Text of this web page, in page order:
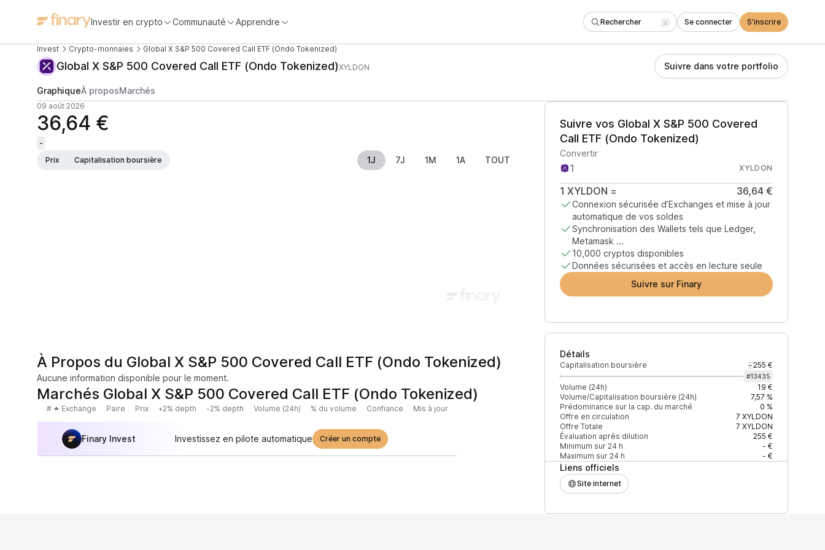
Investir en crypto Communauté Apprendre Rechercher / Se connecter S'inscrire
Invest Crypto-monnaies Global X S&P 500 Covered Call ETF (Ondo Tokenized)
Global X S&P 500 Covered Call ETF (Ondo Tokenized)XYLDON Suivre dans votre portfolio
GraphiqueÀ proposMarchés
09 août 2026
36,64 €
-
Prix
Capitalisation boursière 1J 7J 1M 1A TOUT
Suivre vos Global X S&P 500 Covered
Call ETF (Ondo Tokenized)
Convertir
XYLDON
1 XYLDON = 36,64 €
Connexion sécurisée d’Exchanges et mise à jour
automatique de vos soldes
Synchronisation des Wallets tels que Ledger,
Metamask ...
10,000 cryptos disponibles
Données sécurisées et accès en lecture seule
Suivre sur Finary
Détails
Capitalisation boursière - 255 €
#13435
Volume (24h)
19 €
Volume/Capitalisation boursière (24h)
7,57 %
Prédominance sur la cap. du marché
0 %
Offre en circulation
7 XYLDON
Offre Totale
7 XYLDON
Évaluation après dilution
255 €
Minimum sur 24 h
- €
Maximum sur 24 h
- €
Liens officiels
Site internet
À Propos du Global X S&P 500 Covered Call ETF (Ondo Tokenized)
Aucune information disponible pour le moment.
Marchés Global X S&P 500 Covered Call ETF (Ondo Tokenized)
# Exchange Paire Prix +2% depth -2% depth Volume (24h) % du volume Confiance Mis à jour
Finary Invest Investissez en pilote automatique Créer un compte